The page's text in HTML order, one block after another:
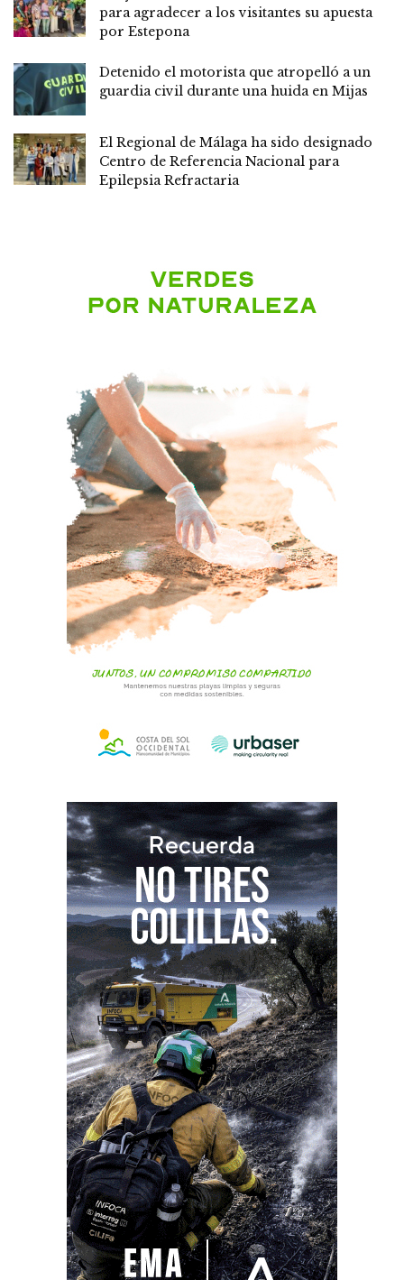
para agradecer a los visitantes su apuesta
por Estepona
Detenido el motorista que atropelló a un
guardia civil durante una huida en Mijas
El Regional de Málaga ha sido designado
Centro de Referencia Nacional para
Epilepsia Refractaria